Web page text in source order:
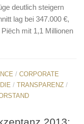
deutlich steigern
lag bei 347.000 €,
mit 1,1 Millionen
/ CORPORATE
/ TRANSPARENZ /
2013: